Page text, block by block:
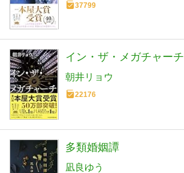
37799
イン・ザ・メガチャーチ
朝井リョウ
22176
多類婚姻譚
凪良ゆう